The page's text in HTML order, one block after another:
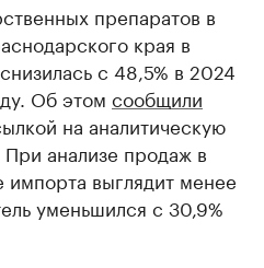
препаратов в
края в
с 48,5% в 2024
Об этом сообщили
на аналитическую
анализе продаж в
выглядит менее
уменьшился с 30,9%